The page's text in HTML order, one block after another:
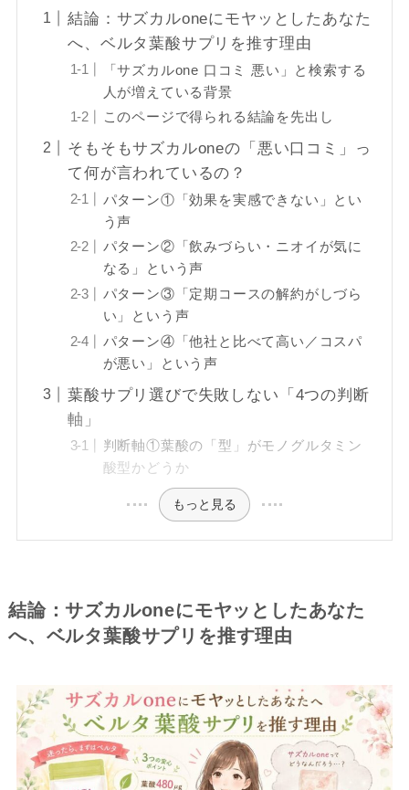
結論：サズカルoneにモヤッとしたあなた
へ、ベルタ葉酸サプリを推す理由
「サズカルone 口コミ 悪い」と検索する
人が増えている背景
このページで得られる結論を先出し
そもそもサズカルoneの「悪い口コミ」っ
て何が言われているの？
パターン①「効果を実感できない」とい
う声
パターン②「飲みづらい・ニオイが気に
なる」という声
パターン③「定期コースの解約がしづら
い」という声
パターン④「他社と比べて高い／コスパ
が悪い」という声
葉酸サプリ選びで失敗しない「4つの判断
軸」
判断軸①葉酸の「型」がモノグルタミン
酸型かどうか
もっと見る
結論：サズカルoneにモヤッとしたあなた
へ、ベルタ葉酸サプリを推す理由